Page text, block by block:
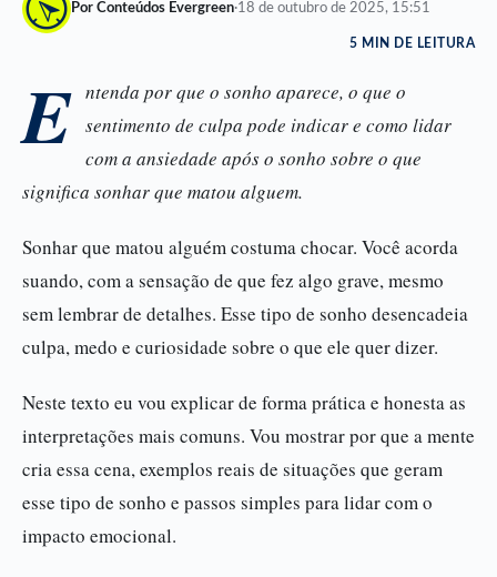
Por Conteúdos Evergreen·18 de outubro de 2025, 15:51
5 MIN DE LEITURA
E ntenda por que o sonho aparece, o que o
sentimento de culpa pode indicar e como lidar
com a ansiedade após o sonho sobre o que
significa sonhar que matou alguem.
Sonhar que matou alguém costuma chocar. Você acorda
suando, com a sensação de que fez algo grave, mesmo
sem lembrar de detalhes. Esse tipo de sonho desencadeia
culpa, medo e curiosidade sobre o que ele quer dizer.
Neste texto eu vou explicar de forma prática e honesta as
interpretações mais comuns. Vou mostrar por que a mente
cria essa cena, exemplos reais de situações que geram
esse tipo de sonho e passos simples para lidar com o
impacto emocional.